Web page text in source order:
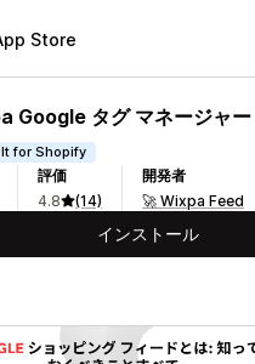
Store
Google タグ マネージャ
for Shopify
評価
4.8
(14)
開発者
🚀 Wixpa Feed
インストール